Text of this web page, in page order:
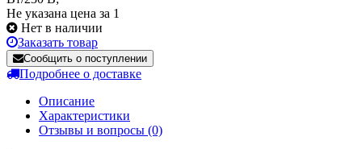
Не указана цена за 1
Нет в наличии
Заказать товар
Сообщить о поступлении
Подробнее о доставке
Описание
Характеристики
Отзывы и вопросы (0)